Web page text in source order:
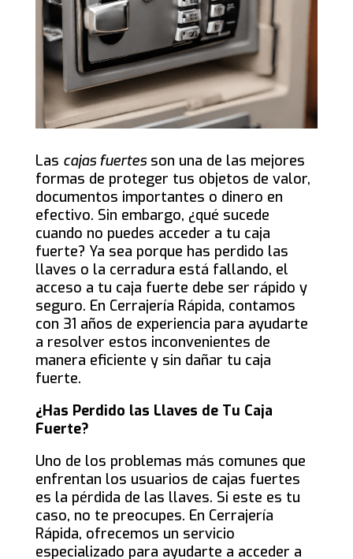
Las cajas fuertesson una de las mejores
formas de proteger tus objetos de valor,
documentos importantes o dinero en
efectivo. Sin embargo, ¿qué sucede
cuando no puedes acceder a tu caja
fuerte? Ya sea porque has perdido las
llaves o la cerradura está fallando, el
acceso a tu caja fuerte debe ser rápido y
seguro. En Cerrajería Rápida, contamos
con 31 años de experiencia para ayudarte
a resolver estos inconvenientes de
manera eficiente y sin dañar tu caja
fuerte.
¿Has Perdido las Llaves de Tu Caja
Fuerte?
Uno de los problemas más comunes que
enfrentan los usuarios de cajas fuertes
es la pérdida de las llaves. Si este es tu
caso, no te preocupes. En Cerrajería
Rápida, ofrecemos un servicio
especializado para ayudarte a acceder a